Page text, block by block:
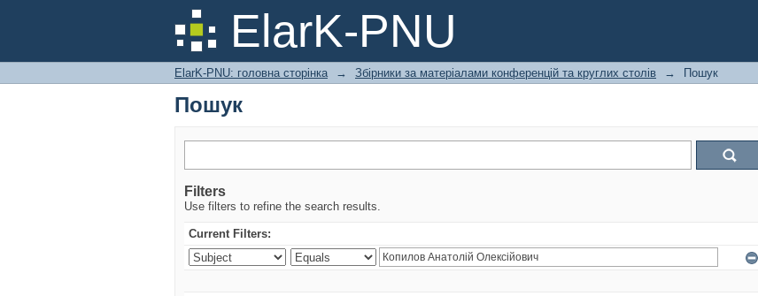
ElarK-PNU
Пошук
ElarK-PNU: головна сторінка → Збірники за матеріалами конференцій та круглих столів → Пошук
Пошук
Filters
Use filters to refine the search results.
Current Filters: